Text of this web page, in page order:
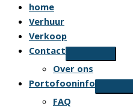
home
Verhuur
Verkoop
Contact
Over ons
Portofooninfo
FAQ